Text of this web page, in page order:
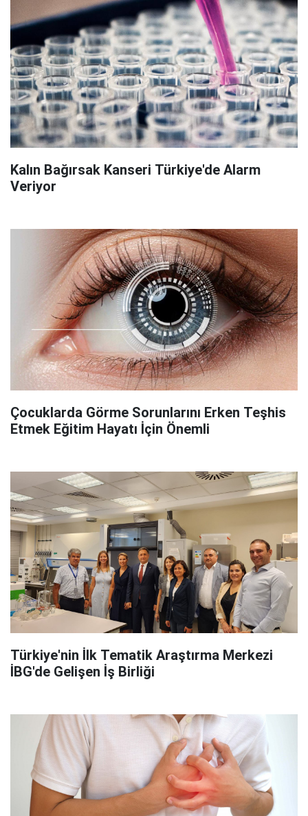
Kalın Bağırsak Kanseri Türkiye'de Alarm
Veriyor
Çocuklarda Görme Sorunlarını Erken Teşhis
Etmek Eğitim Hayatı İçin Önemli
Türkiye'nin İlk Tematik Araştırma Merkezi
İBG'de Gelişen İş Birliği